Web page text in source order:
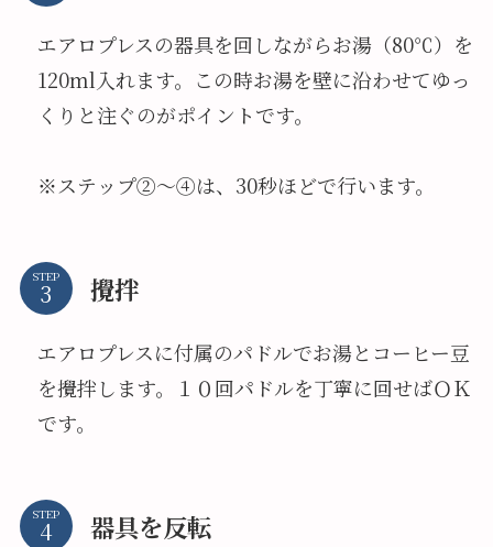
エアロプレスの器具を回しながらお湯（80℃）を
120ml入れます。この時お湯を壁に沿わせてゆっ
くりと注ぐのがポイントです。
※ステップ②～④は、30秒ほどで行います。
STEP 攪拌
エアロプレスに付属のパドルでお湯とコーヒー豆
を攪拌します。１０回パドルを丁寧に回せばＯＫ
です。
STEP 器具を反転